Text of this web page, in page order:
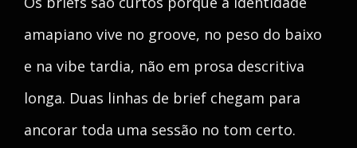
amapiano vive no groove, no peso do baixo
e na vibe tardia, não em prosa descritiva
longa. Duas linhas de brief chegam para
ancorar toda uma sessão no tom certo.